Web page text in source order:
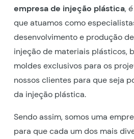
empresa de injeção plástica,
que atuamos como
desenvolvimento e produção
injeção de materiais plásticos,
moldes exclusivos para os
nossos clientes para que seja
da injeção plástica.
Sendo assim, somos uma
para que cada um dos mais